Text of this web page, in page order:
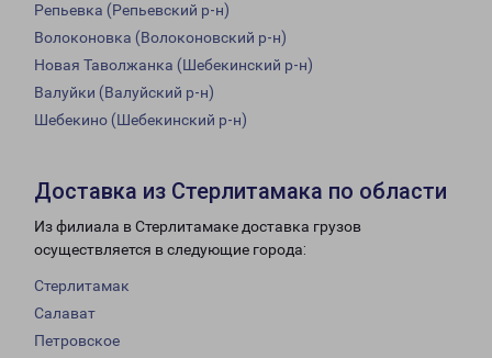
Репьевка (Репьевский р-н)
Волоконовка (Волоконовский р-н)
Новая Таволжанка (Шебекинский р-н)
Валуйки (Валуйский р-н)
Шебекино (Шебекинский р-н)
Доставка из Стерлитамака по области
Из филиала в Стерлитамаке доставка грузов
осуществляется в следующие города:
Стерлитамак
Салават
Петровское